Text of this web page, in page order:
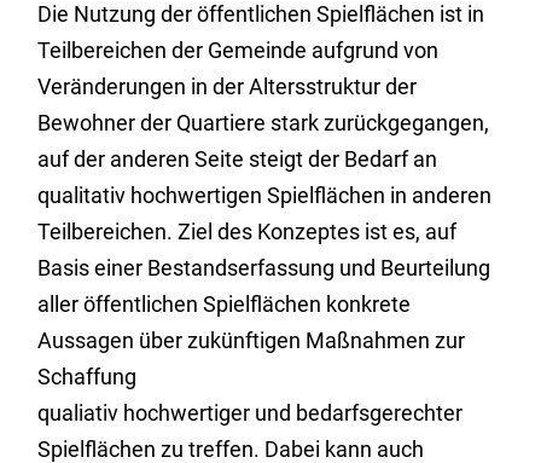
Die Nutzung der öffentlichen Spielflächen ist in
Teilbereichen der Gemeinde aufgrund von
Veränderungen in der Altersstruktur der
Bewohner der Quartiere stark zurückgegangen,
auf der anderen Seite steigt der Bedarf an
qualitativ hochwertigen Spielflächen in anderen
Teilbereichen. Ziel des Konzeptes ist es, auf
Basis einer Bestandserfassung und Beurteilung
aller öffentlichen Spielflächen konkrete
Aussagen über zukünftigen Maßnahmen zur
Schaffung
qualiativ hochwertiger und bedarfsgerechter
Spielflächen zu treffen. Dabei kann auch